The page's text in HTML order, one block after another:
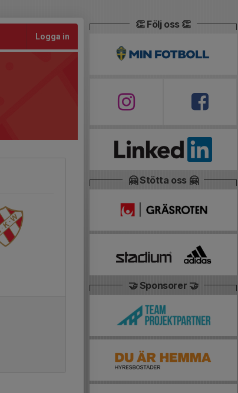
Logga in
👏 Följ oss 👏
🤗 Stötta oss 🤗
🤝 Sponsorer 🤝